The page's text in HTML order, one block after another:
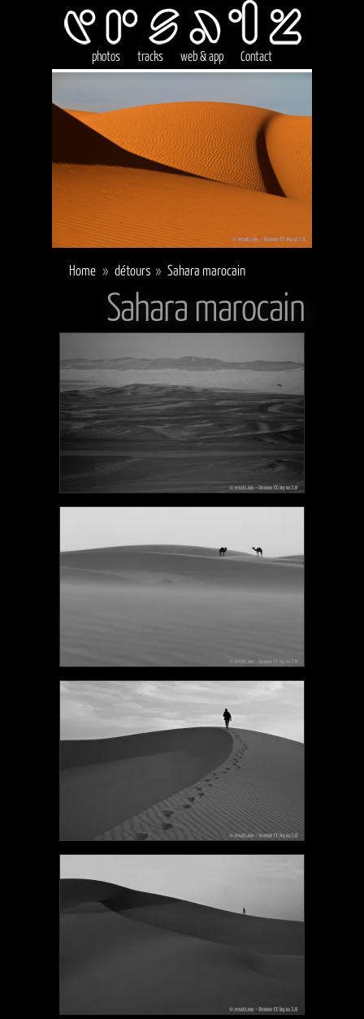
photos tracks web & app Contact
Home » détours » Sahara marocain
Sahara marocain